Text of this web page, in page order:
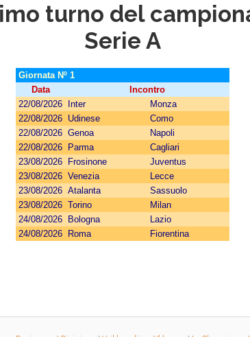
turno del
Serie A
Giornata Nº 1
Data
Incontro
22/08/2026
Inter
Monza
22/08/2026 Udinese
Como
22/08/2026 Genoa
Napoli
22/08/2026
Parma
Cagliari
23/08/2026
Frosinone
Juventus
23/08/2026 Venezia
Lecce
23/08/2026 Atalanta
Sassuolo
23/08/2026 Torino
Milan
24/08/2026
Bologna
Lazio
24/08/2026
Roma Fiorentina